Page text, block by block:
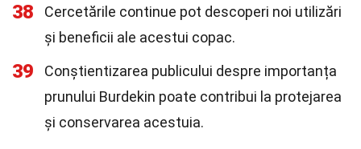
38
Cercetările continue pot descoperi noi utilizări
și beneficii ale acestui copac.
39
Conștientizarea publicului despre importanța
prunului Burdekin poate contribui la protejarea
și conservarea acestuia.